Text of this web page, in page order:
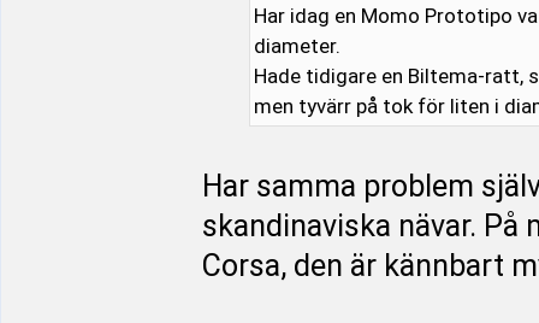
Har idag en Momo Prototipo
diameter.
Hade tidigare en Biltema-ratt,
men tyvärr på tok för liten i
Har samma problem
skandinaviska nävar.
Corsa, den är kännbart